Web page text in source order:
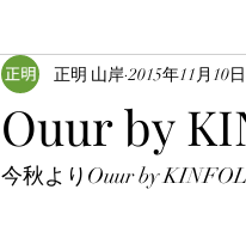
Ouur by
正明 山岸 2015年11月10日
今秋よりOuur by